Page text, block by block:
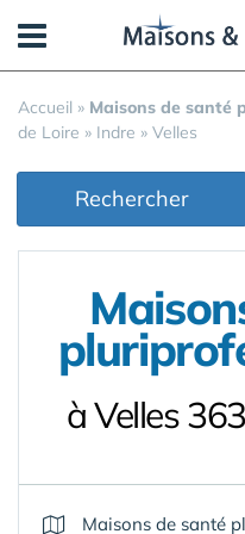
Accueil » Maisons de santé
de Loire » Indre » Velles
Rechercher
à Velles
Maisons de santé
Panneau de gestion des cookies